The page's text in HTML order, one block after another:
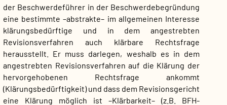
der Beschwerdeführer in der Beschwerdebegründung
eine bestimmte –abstrakte– im allgemeinen Interesse
klärungsbedürftige und in dem angestrebten
Revisionsverfahren auch klärbare Rechtsfrage
herausstellt. Er muss darlegen, weshalb es in dem
angestrebten Revisionsverfahren auf die Klärung der
hervorgehobenen Rechtsfrage ankommt
(Klärungsbedürftigkeit) und dass dem Revisionsgericht
eine Klärung möglich ist –Klärbarkeit– (z.B. BFH-